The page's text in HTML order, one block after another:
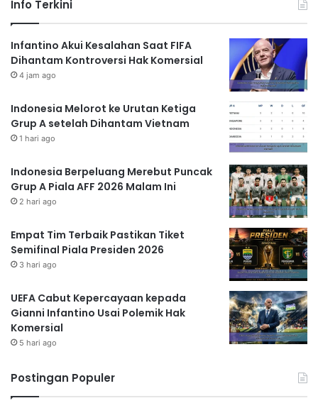
Info Terkini
Infantino Akui Kesalahan Saat FIFA
Dihantam Kontroversi Hak Komersial
4 jam ago
Indonesia Melorot ke Urutan Ketiga
Grup A setelah Dihantam Vietnam
1 hari ago
Indonesia Berpeluang Merebut Puncak
Grup A Piala AFF 2026 Malam Ini
2 hari ago
Empat Tim Terbaik Pastikan Tiket
Semifinal Piala Presiden 2026
3 hari ago
UEFA Cabut Kepercayaan kepada
Gianni Infantino Usai Polemik Hak
Komersial
5 hari ago
Postingan Populer